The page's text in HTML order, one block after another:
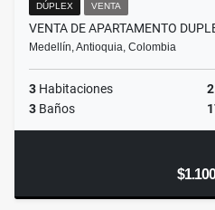
DÚPLEX VENTA
VENTA DE APARTAMENTO
Medellín, Antioquia, Colombia
3 Habitaciones 2
3 Baños